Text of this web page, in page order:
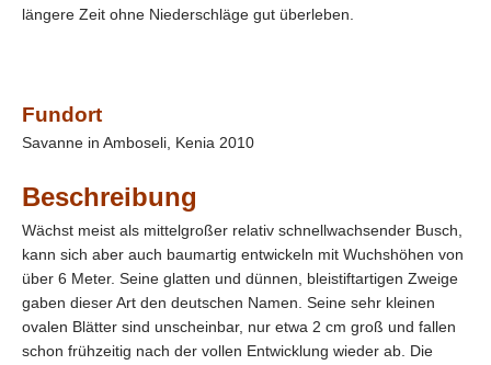
längere Zeit ohne Niederschläge gut überleben.
Fundort
Savanne in Amboseli, Kenia 2010
Beschreibung
Wächst meist als mittelgroßer relativ schnellwachsender Busch,
kann sich aber auch baumartig entwickeln mit Wuchshöhen von
über 6 Meter. Seine glatten und dünnen, bleistiftartigen Zweige
gaben dieser Art den deutschen Namen. Seine sehr kleinen
ovalen Blätter sind unscheinbar, nur etwa 2 cm groß und fallen
schon frühzeitig nach der vollen Entwicklung wieder ab. Die